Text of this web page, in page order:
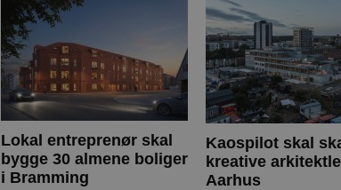
Lokal entreprenør skal
bygge 30 almene boliger
i Bramming
Kaospilot skal
kreative
Aarhus